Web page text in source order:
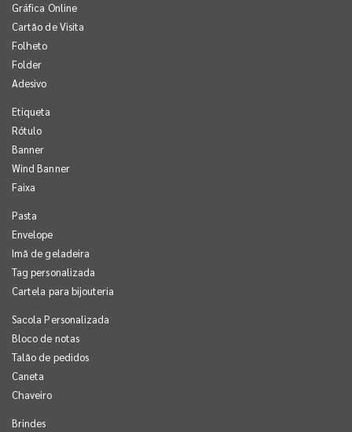
Gráfica Online
Cartão de Visita
Folheto
Folder
Adesivo
Etiqueta
Rótulo
Banner
Wind Banner
Faixa
Pasta
Envelope
Imã de geladeira
Tag personalizada
Cartela para bijouteria
Sacola Personalizada
Bloco de notas
Talão de pedidos
Caneta
Chaveiro
Brindes